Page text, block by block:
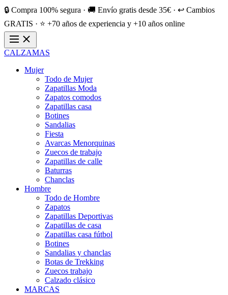
🔒 Compra 100% segura · 🚚 Envío gratis desde 35€ · ↩️ Cambios
GRATIS · ⭐ +70 años de experiencia y +10 años online
CALZAMAS
Mujer
Todo de Mujer
Zapatillas Moda
Zapatos comodos
Zapatillas casa
Botines
Sandalias
Fiesta
Avarcas Menorquinas
Zuecos de trabajo
Zapatillas de calle
Baturras
Chanclas
Hombre
Todo de Hombre
Zapatos
Zapatillas Deportivas
Zapatillas de casa
Zapatillas casa fútbol
Botines
Sandalias y chanclas
Botas de Trekking
Zuecos trabajo
Calzado clásico
MARCAS